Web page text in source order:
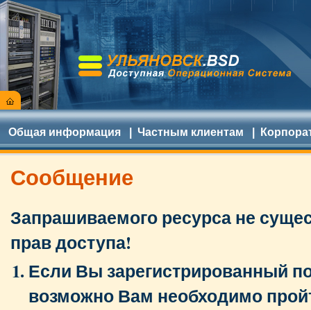
Общая информация Частным клиентам
Сообщение
Запрашиваемого ресурса не
прав доступа!
Если Вы зарегистрированный
возможно Вам необходимо